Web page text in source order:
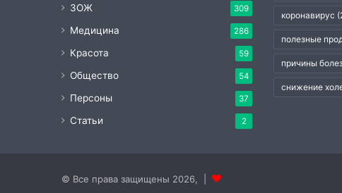
ЗОЖ 309
Медицина 286
Красота 59
Общество 54
Персоны 37
Статьи 2
коронавирус
полезные
причины
снижение
© Все права защищены 2026, |